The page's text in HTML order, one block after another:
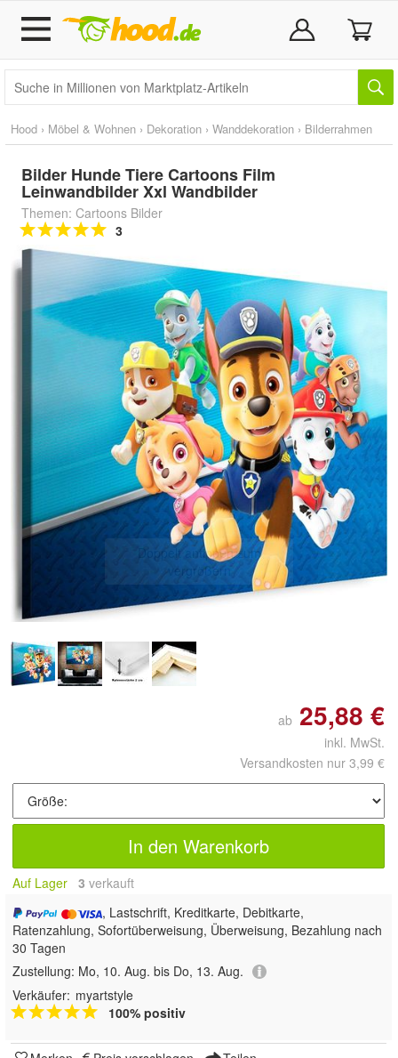
Hood › Möbel & Wohnen › Dekoration › Wanddekoration › Bilderrahmen
Bilder Hunde Tiere Cartoons Film
Leinwandbilder Xxl Wandbilder
Themen: Cartoons Bilder
3
Doppelt antippen zum
vergrößern
ab 25,88 €
inkl. MwSt.
Versandkosten nur 3,99 €
In den Warenkorb
Auf Lager 3 verkauft
, Lastschrift, Kreditkarte, Debitkarte,
Ratenzahlung, Sofortüberweisung, Überweisung, Bezahlung nach
30 Tagen
Zustellung: Mo, 10. Aug. bis Do, 13. Aug.
Verkäufer: myartstyle
100% positiv